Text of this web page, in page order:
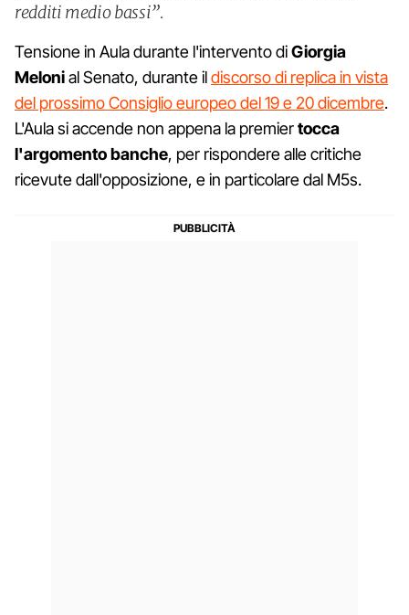
redditi medio bassi”.
Tensione in Aula durante l'intervento diGiorgia
Melonial Senato, durante ildiscorso di replica in vista
del prossimo Consiglio europeo del 19 e 20 dicembre.
L'Aula si accende non appena la premiertocca
l'argomento banche, per rispondere alle critiche
ricevute dall'opposizione, e in particolare dal M5s.